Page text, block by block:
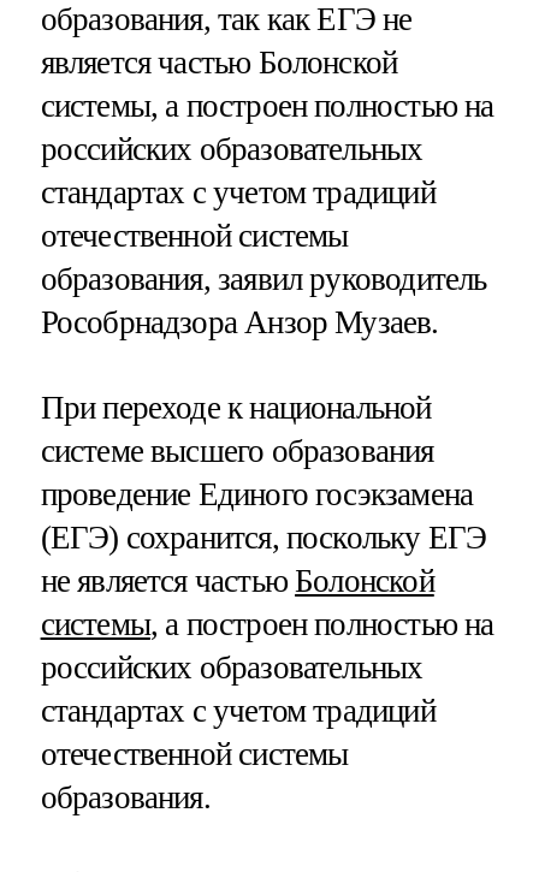
образования, так как ЕГЭ не
является частью Болонской
системы, а построен полностью на
российских образовательных
стандартах с учетом традиций
отечественной системы
образования, заявил руководитель
Рособрнадзора Анзор Музаев.
При переходе к национальной
системе высшего образования
проведение Единого госэкзамена
(ЕГЭ) сохранится, поскольку ЕГЭ
не является частьюБолонской
системы, а построен полностью на
российских образовательных
стандартах с учетом традиций
отечественной системы
образования.